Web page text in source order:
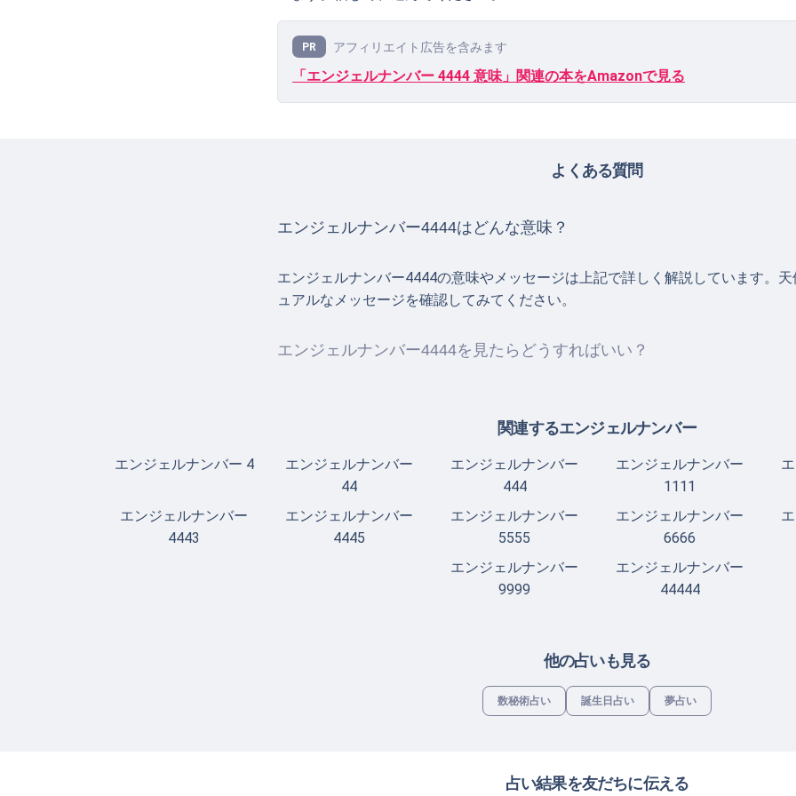
PR アフィリエイト広告を含みます
「エンジェルナンバー 4444 意味」関連の本をAmazonで見る
よくある質問
エンジェルナンバー4444はどんな意味？
エンジェルナンバー4444の意味やメッセージは上記で詳しく解説しています。
ュアルなメッセージを確認してみてください。
エンジェルナンバー4444を見たらどうすればいい？
関連するエンジェルナンバー
エンジェルナンバー 4
エンジェルナンバー
44
エンジェルナンバー
444
エンジェルナンバー
1111
エンジェルナンバー
4443
エンジェルナンバー
4445
エンジェルナンバー
5555
エンジェルナンバー
6666
エンジェルナンバー
9999
エンジェルナンバー
44444
他の占いも見る
数秘術占い 誕生日占い 夢占い
占い結果を友だちに伝える